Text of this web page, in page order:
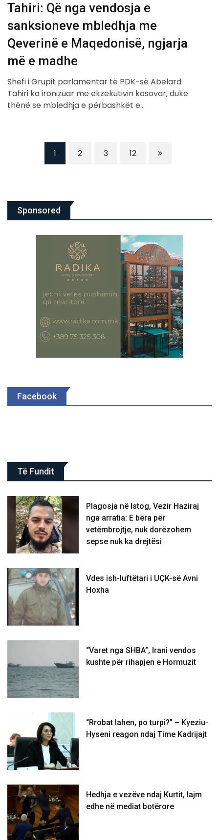
Tahiri: Që nga vendosja e
sanksioneve mbledhja me
Qeverinë e Maqedonisë, ngjarja
më e madhe
Shefi i Grupit parlamentar të PDK-së Abelard
Tahiri ka ironizuar me ekzekutivin kosovar, duke
thënë se mbledhja e përbashkët e…
1 2 3 12
Sponsored
Facebook
Të Fundit
Plagosja në Istog, Vezir Haziraj
nga arratia: E bëra për
vetëmbrojtje, nuk dorëzohem
sepse nuk ka drejtësi
Vdes ish-luftëtari i UÇK-së Avni
Hoxha
“Varet nga SHBA”, Irani vendos
kushte për rihapjen e Hormuzit
“Rrobat lahen, po turpi?” – Kyeziu-
Hyseni reagon ndaj Time Kadrijajt
Hedhja e vezëve ndaj Kurtit, lajm
edhe në mediat botërore